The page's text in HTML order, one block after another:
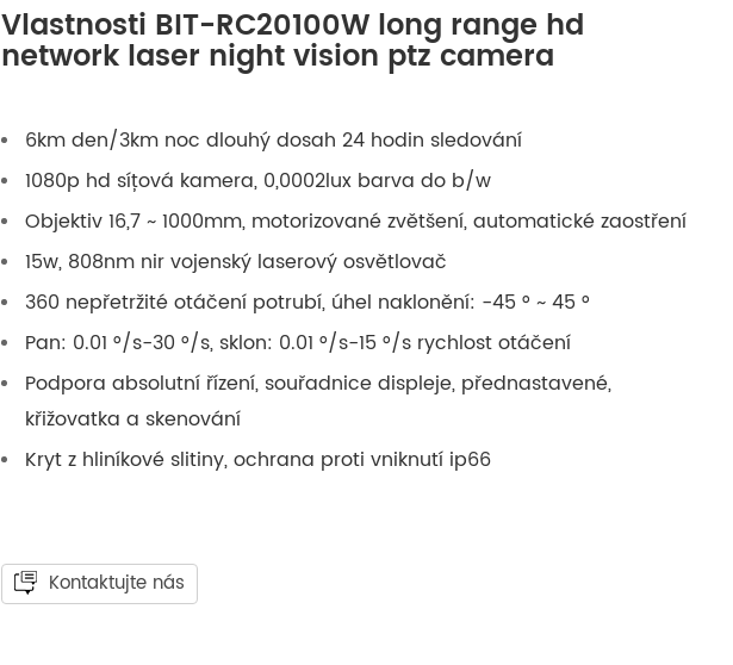
ไทย
Svenska
Vlastnosti BIT-RC20100W long range hd
network laser night vision ptz camera
6km den/3km noc dlouhý dosah 24 hodin sledování
1080p hd síťová kamera, 0,0002lux barva do b/w
Objektiv 16,7 ~ 1000mm, motorizované zvětšení, automatické zaostření
15w, 808nm nir vojenský laserový osvětlovač
360 nepřetržité otáčení potrubí, úhel naklonění: -45 ° ~ 45 °
Pan: 0.01 °/s-30 °/s, sklon: 0.01 °/s-15 °/s rychlost otáčení
Podpora absolutní řízení, souřadnice displeje, přednastavené,
křižovatka a skenování
Kryt z hliníkové slitiny, ochrana proti vniknutí ip66
Kontaktujte nás